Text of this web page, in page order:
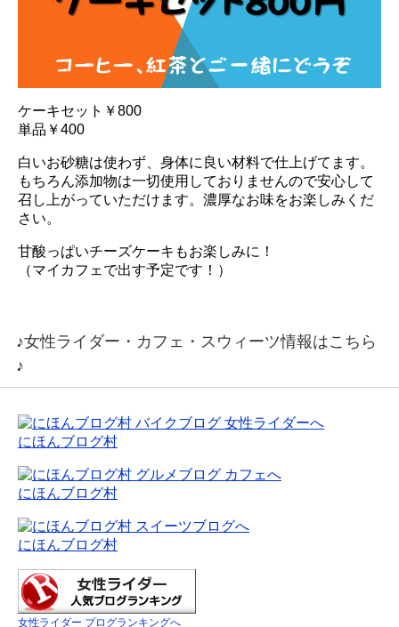
ケーキセット￥800
単品￥400
白いお砂糖は使わず、身体に良い材料で仕上げてます。
もちろん添加物は一切使用しておりませんので安心して
召し上がっていただけます。濃厚なお味をお楽しみくだ
さい。
甘酸っぱいチーズケーキもお楽しみに！
（マイカフェで出す予定です！）
♪女性ライダー・カフェ・スウィーツ情報はこちら
♪
にほんブログ村
にほんブログ村
にほんブログ村
女性ライダー ブログランキングへ